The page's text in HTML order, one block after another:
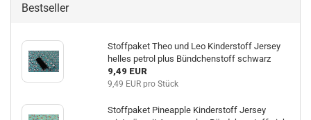
Bestseller
Stoffpaket Theo und Leo Kinderstoff Jersey
helles petrol plus Bündchenstoff schwarz
9,49 EUR
9,49 EUR pro Stück
Stoffpaket Pineapple Kinderstoff Jersey